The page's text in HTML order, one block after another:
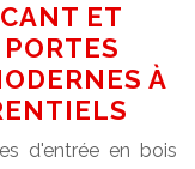
ET
À
d'entrée en bois